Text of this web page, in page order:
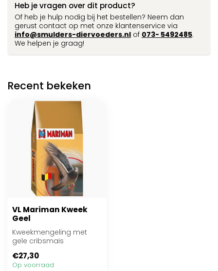
Heb je vragen over dit product?
Of heb je hulp nodig bij het bestellen? Neem dan
gerust contact op met onze klantenservice via
info@smulders-diervoeders.nl of 073- 5492485.
We helpen je graag!
Recent bekeken
VL Mariman Kweek
Geel
Kweekmengeling met
gele cribsmaïs
€27,30
Op voorraad